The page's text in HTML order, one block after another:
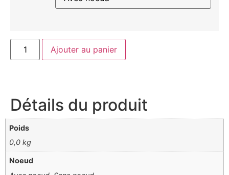
Ajouter au panier
Détails du produit
Poids
0,0 kg
Noeud